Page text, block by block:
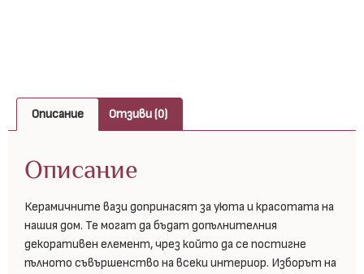
Описание Отзиви (0)
Описание
Керамичните вази допринасят за уюта и красотата на
нашия дом. Те могат да бъдат допълнителния
декоративен елемент, чрез който да се постигне
пълното съвършенство на всеки интериор. Изборът на